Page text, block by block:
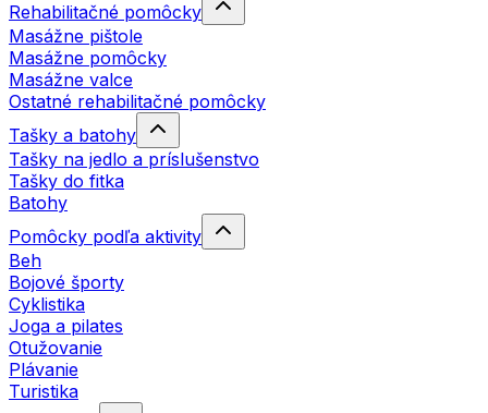
Rehabilitačné pomôcky
Masážne pištole
Masážne pomôcky
Masážne valce
Ostatné rehabilitačné pomôcky
Tašky a batohy
Tašky na jedlo a príslušenstvo
Tašky do fitka
Batohy
Pomôcky podľa aktivity
Beh
Bojové športy
Cyklistika
Joga a pilates
Otužovanie
Plávanie
Turistika